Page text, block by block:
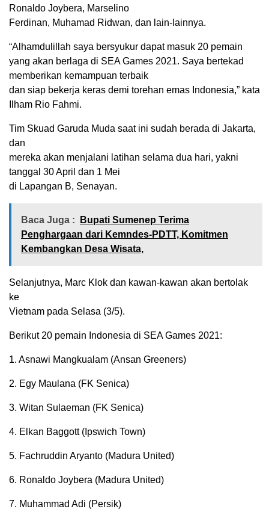
Ronaldo Joybera, Marselino
Ferdinan, Muhamad Ridwan, dan lain-lainnya.
“Alhamdulillah saya bersyukur dapat masuk 20 pemain
yang akan berlaga di SEA Games 2021. Saya bertekad
memberikan kemampuan terbaik
dan siap bekerja keras demi torehan emas Indonesia,” kata
Ilham Rio Fahmi.
Tim Skuad Garuda Muda saat ini sudah berada di Jakarta,
dan
mereka akan menjalani latihan selama dua hari, yakni
tanggal 30 April dan 1 Mei
di Lapangan B, Senayan.
Baca Juga :
Bupati Sumenep Terima
Penghargaan dari Kemndes-PDTT, Komitmen
Kembangkan Desa Wisata,
Selanjutnya, Marc Klok dan kawan-kawan akan bertolak
ke
Vietnam pada Selasa (3/5).
Berikut 20 pemain Indonesia di SEA Games 2021:
1. Asnawi Mangkualam (Ansan Greeners)
2. Egy Maulana (FK Senica)
3. Witan Sulaeman (FK Senica)
4. Elkan Baggott (Ipswich Town)
5. Fachruddin Aryanto (Madura United)
6. Ronaldo Joybera (Madura United)
7. Muhammad Adi (Persik)